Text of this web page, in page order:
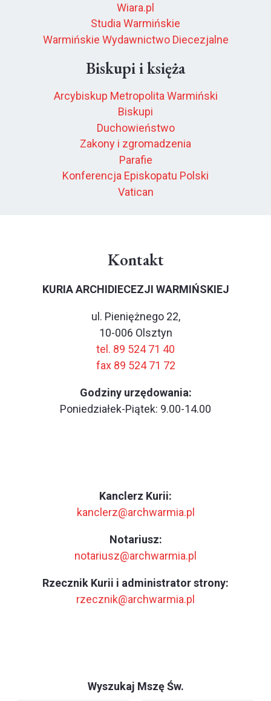
Wiara.pl
Studia Warmińskie
Warmińskie Wydawnictwo Diecezjalne
Biskupi i księża
Arcybiskup Metropolita Warmiński
Biskupi
Duchowieństwo
Zakony i zgromadzenia
Parafie
Konferencja Episkopatu Polski
Vatican
Kontakt
KURIA ARCHIDIECEZJI WARMIŃSKIEJ
ul. Pieniężnego 22,
10-006 Olsztyn
tel. 89 524 71 40
fax 89 524 71 72
Godziny urzędowania:
Poniedziałek-Piątek: 9.00-14.00
Kanclerz Kurii:
kanclerz@archwarmia.pl
Notariusz:
notariusz@archwarmia.pl
Rzecznik Kurii i administrator strony:
rzecznik@archwarmia.pl
Wyszukaj Mszę Św.